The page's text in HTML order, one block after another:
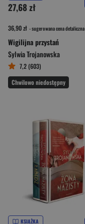
27,68 zł
36,90 zł - sugerowana cena detaliczna
Wigilijna przystań
Sylwia Trojanowska
7,2 (603)
Chwilowo niedostępny
KSIĄŻKA